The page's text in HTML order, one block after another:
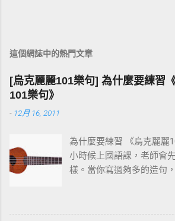
這個網誌中的熱門文章
[烏克麗麗101樂句] 為什麼要練習
101樂句》
- 12月 16, 2011
為什麼要練習 《烏克麗麗
小時候上國語課，老師會
樣。當你寫過夠多的造句
的道理。先把一個個小樂
都到位之後，再去按和弦